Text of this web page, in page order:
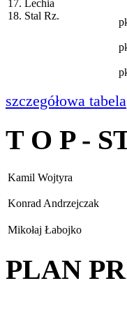
17. Lechia
18. Stal Rz.
szczegółowa tabela
T O P -
Kamil Wojtyra
Konrad Andrzejczak
Mikołaj Łabojko
PLAN